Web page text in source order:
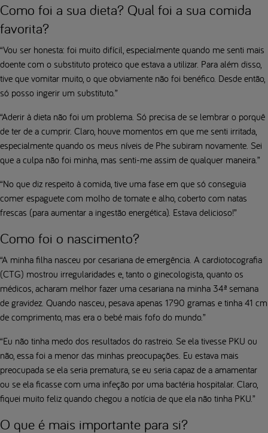
Como foi a sua dieta? Qual foi a sua comida
favorita?
“Vou ser honesta: foi muito difícil, especialmente quando me senti mais
doente com o substituto proteico que estava a utilizar. Para além disso,
tive que vomitar muito, o que obviamente não foi benéfico. Desde então,
só posso ingerir um substituto.”
“Aderir à dieta não foi um problema. Só precisa de se lembrar o porquê
de ter de a cumprir. Claro, houve momentos em que me senti irritada,
especialmente quando os meus níveis de Phe subiram novamente. Sei
que a culpa não foi minha, mas senti-me assim de qualquer maneira.”
“No que diz respeito à comida, tive uma fase em que só conseguia
comer espaguete com molho de tomate e alho, coberto com natas
frescas (para aumentar a ingestão energética). Estava delicioso!”
Como foi o nascimento?
“A minha filha nasceu por cesariana de emergência. A cardiotocografia
(CTG) mostrou irregularidades e, tanto o ginecologista, quanto os
médicos, acharam melhor fazer uma cesariana na minha 34ª semana
de gravidez. Quando nasceu, pesava apenas 1790 gramas e tinha 41 cm
de comprimento, mas era o bebé mais fofo do mundo.”
“Eu não tinha medo dos resultados do rastreio. Se ela tivesse PKU ou
não, essa foi a menor das minhas preocupações. Eu estava mais
preocupada se ela seria prematura, se eu seria capaz de a amamentar
ou se ela ficasse com uma infeção por uma bactéria hospitalar. Claro,
fiquei muito feliz quando chegou a notícia de que ela não tinha PKU.”
O que é mais importante para si?